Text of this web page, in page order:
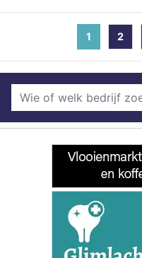
1 (current)
2